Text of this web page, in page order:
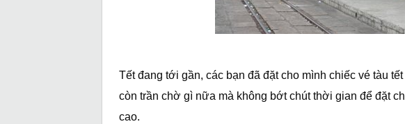
Tết đang tới gần, các bạn đã đặt cho mình chiếc vé tàu
còn trần chờ gì nữa mà không bớt chút thời gian để đặt
cao.